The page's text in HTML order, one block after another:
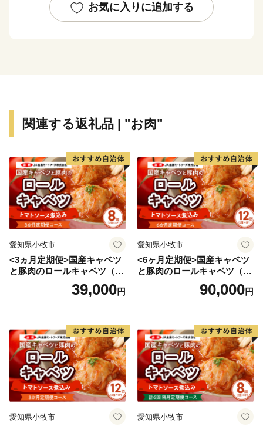
お気に入りに追加する
関連する返礼品 | "お肉"
愛知県小牧市
<3ヵ月定期便>国産キャベツ
と豚肉のロールキャベツ（4P
39,000円
愛知県小牧市
<6ヶ月定期便>国産キャベツ
と豚肉のロールキャベツ（6P
90,000円
愛知県小牧市 愛知県小牧市